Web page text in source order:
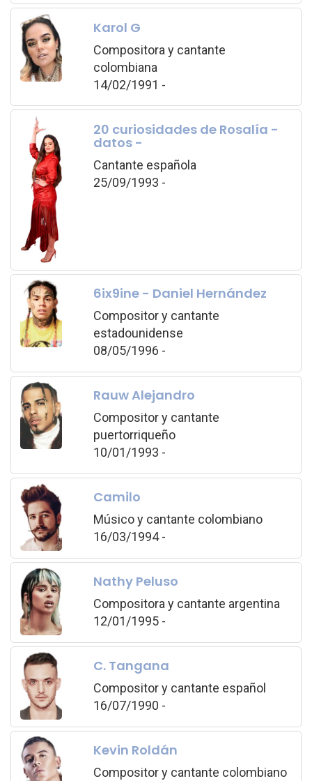
Karol G
Compositora y cantante
colombiana
14/02/1991 -
20 curiosidades de Rosalía -
datos -
Cantante española
25/09/1993 -
6ix9ine - Daniel Hernández
Compositor y cantante
estadounidense
08/05/1996 -
Rauw Alejandro
Compositor y cantante
puertorriqueño
10/01/1993 -
Camilo
Músico y cantante colombiano
16/03/1994 -
Nathy Peluso
Compositora y cantante argentina
12/01/1995 -
C. Tangana
Compositor y cantante español
16/07/1990 -
Kevin Roldán
Compositor y cantante colombiano